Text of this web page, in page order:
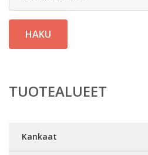
HAKU
TUOTEALUEET
Kankaat